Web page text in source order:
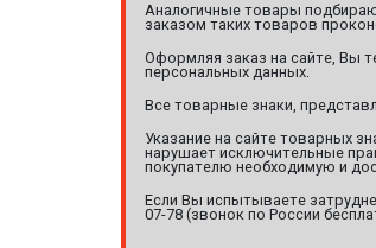
Аналогичные товары
заказом таких товаров
Оформляя заказ на сайте, Вы
персональных данных.
Все товарные знаки,
Указание на сайте товарных
нарушает исключительные
покупателю необходимую и
Если Вы испытываете
07-78 (звонок по России